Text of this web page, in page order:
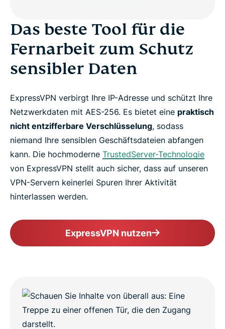
Das beste Tool für die
Fernarbeit zum Schutz
sensibler Daten
ExpressVPN verbirgt Ihre IP-Adresse und schützt Ihre
Netzwerkdaten mit AES-256. Es bietet eine praktisch
nicht entzifferbare Verschlüsselung, sodass
niemand Ihre sensiblen Geschäftsdateien abfangen
kann. Die hochmoderne TrustedServer-Technologie
von ExpressVPN stellt auch sicher, dass auf unseren
VPN-Servern keinerlei Spuren Ihrer Aktivität
hinterlassen werden.
ExpressVPN nutzen